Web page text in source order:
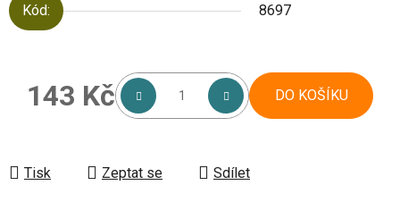
Kód: 8697
143 Kč DO KOŠÍKU
Tisk Zeptat se Sdílet